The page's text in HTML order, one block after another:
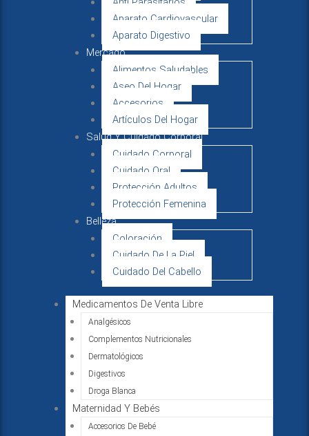
Aparato Cardiovascular
Aparato Digestivo
Mercado
Alimentos Saludables
Aseo Del Hogar
Accesorios
Artículos Del Hogar
Salud Y Cuidado Corporal
Cuidado Corporal
Cuidado Oral
Protección Adultos
Protección Femenina
Belleza
Coloración
Cuidado De La Piel
Cuidado Del Cabello
Medicamentos De Venta Libre
Analgésicos
Complementos Nutricionales
Dermatológicos
Digestivos
Droga Blanca
Maternidad Y Bebés
Accesorios De Bebé